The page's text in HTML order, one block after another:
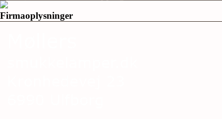
Firmaoplysninger